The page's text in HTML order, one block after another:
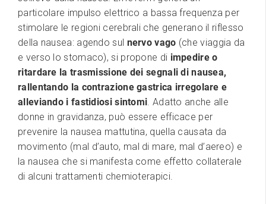
particolare impulso elettrico a bassa frequenza per
stimolare le regioni cerebrali che generano il riflesso
della nausea: agendo sul nervo vago (che viaggia da
e verso lo stomaco), si propone di impedire o
ritardare la trasmissione dei segnali di nausea,
rallentando la contrazione gastrica irregolare e
alleviando i fastidiosi sintomi. Adatto anche alle
donne in gravidanza, può essere efficace per
prevenire la nausea mattutina, quella causata da
movimento (mal d’auto, mal di mare, mal d’aereo) e
la nausea che si manifesta come effetto collaterale
di alcuni trattamenti chemioterapici.